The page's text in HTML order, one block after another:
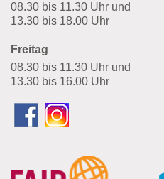
08.30 bis 11.30 Uhr und
13.30 bis 18.00 Uhr
Freitag
08.30 bis 11.30 Uhr und
13.30 bis 16.00 Uhr